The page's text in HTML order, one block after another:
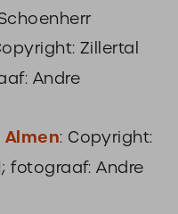
Zillertal
Andre
: Copyright:
fotograaf: Andre